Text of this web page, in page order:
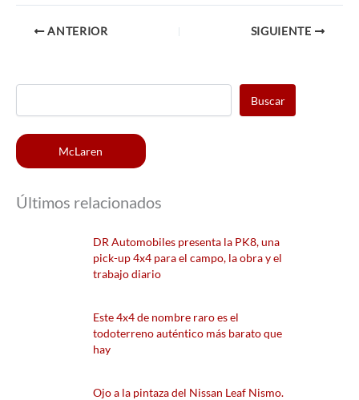
ANTERIOR SIGUIENTE
Buscar
McLaren
Últimos relacionados
DR Automobiles presenta la PK8, una
pick-up 4x4 para el campo, la obra y el
trabajo diario
Este 4x4 de nombre raro es el
todoterreno auténtico más barato que
hay
Ojo a la pintaza del Nissan Leaf Nismo.